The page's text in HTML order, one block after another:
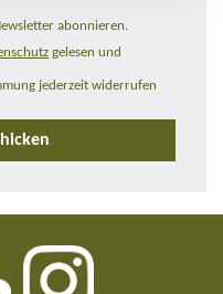
abonnieren.
gelesen und
jederzeit widerrufen